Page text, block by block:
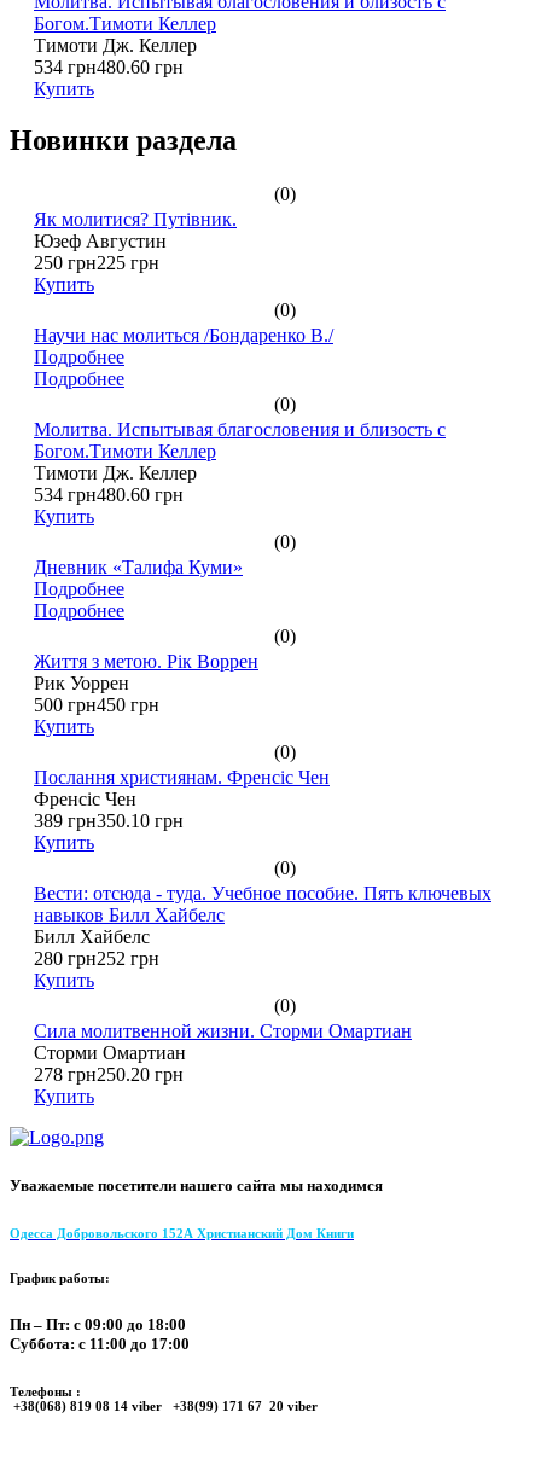
Богом.Тимоти Келлер
Тимоти Дж. Келлер
534 грн480.60 грн
Купить
Новинки раздела
(0)
Як молитися? Путівник.
Юзеф Августин
250 грн225 грн
Купить
(0)
Научи нас молиться /Бондаренко В./
Подробнее
Подробнее
(0)
Молитва. Испытывая благословения и близость с
Богом.Тимоти Келлер
Тимоти Дж. Келлер
534 грн480.60 грн
Купить
(0)
Дневник «Талифа Куми»
Подробнее
Подробнее
(0)
Життя з метою. Рік Воррен
Рик Уоррен
500 грн450 грн
Купить
(0)
Послання християнам. Френсіс Чен
Френсіс Чен
389 грн350.10 грн
Купить
(0)
Вести: отсюда - туда. Учебное пособие. Пять ключевых
навыков Билл Хайбелс
Билл Хайбелс
280 грн252 грн
Купить
(0)
Сила молитвенной жизни. Сторми Омартиан
Сторми Омартиан
278 грн250.20 грн
Купить
Уважаемые посетители нашего сайта мы находимся
Одесса Добровольского 152А Христианский Дом Книги
График работы:
Пн – Пт: с 09:00 до 18:00
Суббота: с 11:00 до 17:00
Телефоны :
+38(068) 819 08 14 viber +38(99) 171 67 20 viber